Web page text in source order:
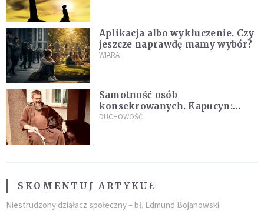
Aplikacja albo wykluczenie. Czy
jeszcze naprawdę mamy wybór?
WIARA
Samotność osób
konsekrowanych. Kapucyn:
Życie w pojedynkę rzadko jest
DUCHOWOŚĆ
SKOMENTUJ ARTYKUŁ
Niestrudzony działacz społeczny – bł. Edmund Bojanowski